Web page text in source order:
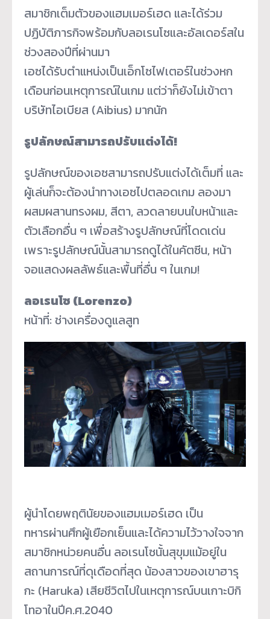
สมาชิกเต็มตัวของแฮมเมอร์เฮด และได้ร่วม
ปฏิบัติภารกิจพร้อมกับลอเรนโซและอัลเดอร์สใน
ช่วงสองปีที่ผ่านมา
เอซได้รับตำแหน่งเป็นเอ็กโซไฟเตอร์ในช่วงหก
เดือนก่อนเหตุการณ์ในเกม แต่ว่าก็ยังไม่เข้าตา
บริษัทไอเบียส (Aibius) มากนัก
รูปลักษณ์สามารถปรับแต่งได้!
รูปลักษณ์ของเอซสามารถปรับแต่งได้เต็มที่ และ
ผู้เล่นก็จะต้องนำทางเอซไปตลอดเกม ลองมา
ผสมผสานทรงผม, สีตา, ลวดลายบนใบหน้าและ
ตัวเลือกอื่น ๆ เพื่อสร้างรูปลักษณ์ที่โดดเด่น
เพราะรูปลักษณ์นั้นสามารถดูได้ในคัตซีน, หน้า
จอแสดงผลลัพธ์และพื้นที่อื่น ๆ ในเกม!
ลอเรนโซ (Lorenzo)
หน้าที่: ช่างเครื่องดูแลสูท
ผู้นำโดยพฤตินัยของแฮมเมอร์เฮด เป็น
ทหารผ่านศึกผู้เยือกเย็นและได้ความไว้วางใจจาก
สมาชิกหน่วยคนอื่น ลอเรนโซนั้นสุขุมแม้อยู่ใน
สถานการณ์ที่ดุเดือดที่สุด น้องสาวของเขาฮารุ
กะ (Haruka) เสียชีวิตไปในเหตุการณ์บนเกาะบิกิ
โทอาในปีค.ศ.2040